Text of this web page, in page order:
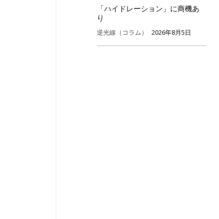
「ハイドレーション」に商機あ
り
逆光線（コラム）
2026年8月5日